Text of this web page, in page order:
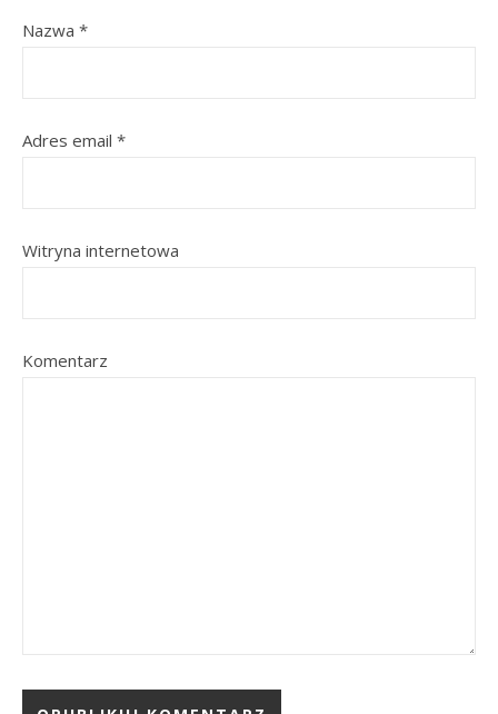
Nazwa *
Adres email *
Witryna internetowa
Komentarz